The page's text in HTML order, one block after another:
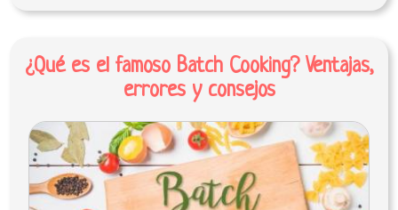
¿Qué es el famoso Batch Cooking? Ventajas,
errores y consejos